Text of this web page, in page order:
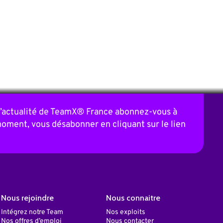
de TeamX® France abonnez-vous à
vous désabonner en cliquant sur le lien
Nous rejoindre
Intégrez notre Team
Nos offres d’emploi
Nous connaitre
Nos exploits
Nous contacter